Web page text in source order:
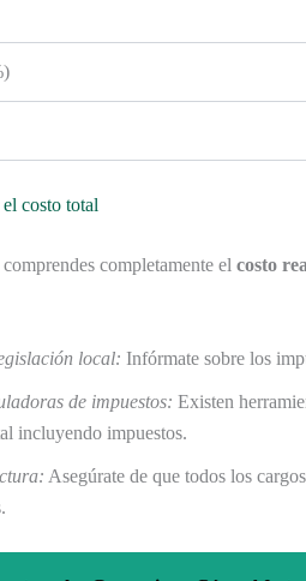
costo total
completamente el costo
local: Infórmate sobre los
de impuestos: Existen
incluyendo impuestos.
Asegúrate de que todos los